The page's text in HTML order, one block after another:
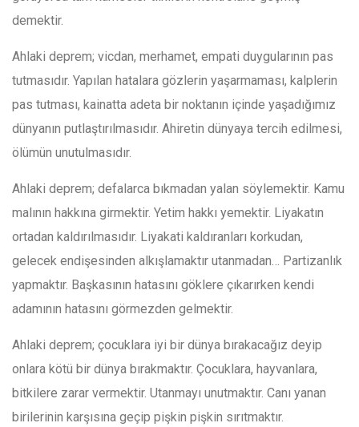
demektir.
Ahlaki deprem; vicdan, merhamet, empati duygularının pas
tutmasıdır. Yapılan hatalara gözlerin yaşarmaması, kalplerin
pas tutması, kainatta adeta bir noktanın içinde yaşadığımız
dünyanın putlaştırılmasıdır. Ahiretin dünyaya tercih edilmesi,
ölümün unutulmasıdır.
Ahlaki deprem; defalarca bıkmadan yalan söylemektir. Kamu
malının hakkına girmektir. Yetim hakkı yemektir. Liyakatın
ortadan kaldırılmasıdır. Liyakati kaldıranları korkudan,
gelecek endişesinden alkışlamaktır utanmadan… Partizanlık
yapmaktır. Başkasının hatasını göklere çıkarırken kendi
adamının hatasını görmezden gelmektir.
Ahlaki deprem; çocuklara iyi bir dünya bırakacağız deyip
onlara kötü bir dünya bırakmaktır. Çocuklara, hayvanlara,
bitkilere zarar vermektir. Utanmayı unutmaktır. Canı yanan
birilerinin karşısına geçip pişkin pişkin sırıtmaktır.